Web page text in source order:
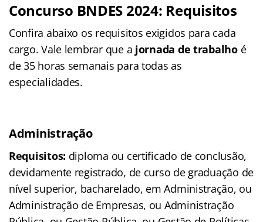
Concurso BNDES 2024: Requisitos
Confira abaixo os requisitos exigidos para cada
cargo. Vale lembrar que a jornada de trabalhoé
de 35 horas semanais para todas as
especialidades.
Administração
Requisitos: diploma ou certificado de conclusão,
devidamente registrado, de curso de graduação de
nível superior, bacharelado, em Administração, ou
Administração de Empresas, ou Administração